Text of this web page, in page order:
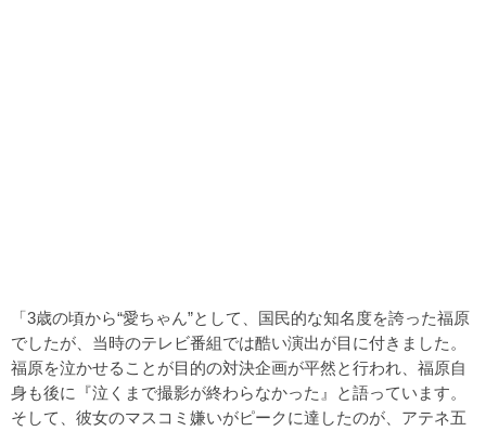
「3歳の頃から“愛ちゃん”として、国民的な知名度を誇った福原
でしたが、当時のテレビ番組では酷い演出が目に付きました。
福原を泣かせることが目的の対決企画が平然と行われ、福原自
身も後に『泣くまで撮影が終わらなかった』と語っています。
そして、彼女のマスコミ嫌いがピークに達したのが、アテネ五